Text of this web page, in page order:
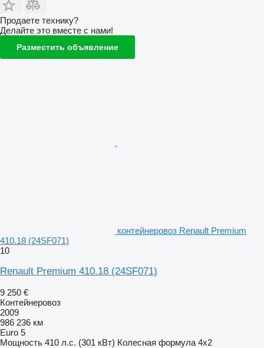
Продаете технику?
Делайте это вместе с нами!
Разместить объявление
контейнеровоз Renault Premium
410.18 (24SF071)
10
Renault Premium 410.18 (24SF071)
9 250 €
Контейнеровоз
2009
986 236 км
Euro 5
Мощность 410 л.с. (301 кВт) Колесная формула 4x2